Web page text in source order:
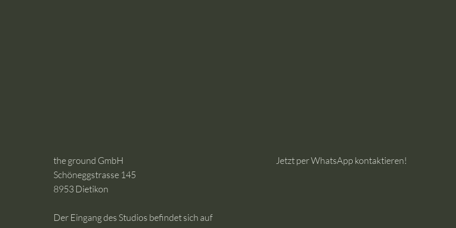
the ground GmbH
Schöneggstrasse 145
8953 Dietikon
Der Eingang des Studios befindet sich auf
Jetzt per WhatsApp kontaktieren!